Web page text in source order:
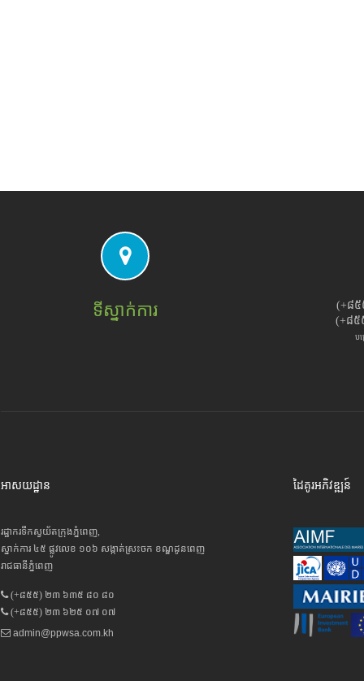
ទីស្នាក់ការ
(+៨
(+៨
ប
អាសយដ្ឋាន
រដ្ឋាករទឹកស្វយ័តក្រុងភ្នំពេញ,
ស្នាក់ការ ៤៥ ផ្លូវលេខ ១០៦ សង្កាត់ស្រះចក ខណ្ឌដូនពេញ
រាជធានីភ្នំពេញ
(+៨៥៥) ២៣ ៦៣៥ ៨០ ៨០
(+៨៥៥) ២៣ ៦២៥ ០៧ ០៧
admin@ppwsa.com.kh
ដៃគូរអភិវឌ្ឍន៍